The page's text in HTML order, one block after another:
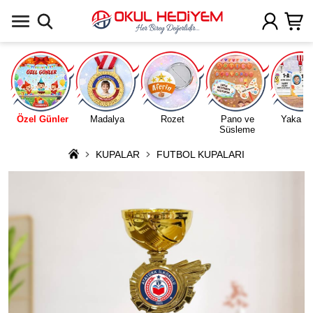
Özel Günler Madalya Rozet
Pano ve
Süsleme
Yaka
KUPALAR FUTBOL KUPALARI
Uygulamada Aç